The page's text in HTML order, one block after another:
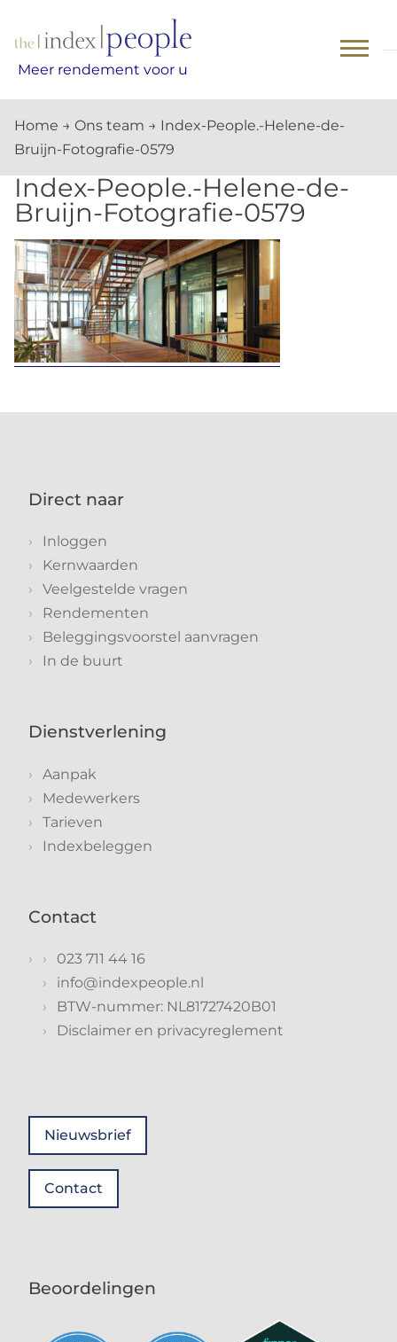
Meer rendement voor u
Home → Ons team → Index-People.-Helene-de-
Bruijn-Fotografie-0579
Index-People.-Helene-de-
Bruijn-Fotografie-0579
Direct naar
Inloggen
Kernwaarden
Veelgestelde vragen
Rendementen
Beleggingsvoorstel aanvragen
In de buurt
Dienstverlening
Aanpak
Medewerkers
Tarieven
Indexbeleggen
Contact
023 711 44 16
info@indexpeople.nl
BTW-nummer: NL81727420B01
Disclaimer en privacyreglement
Nieuwsbrief
Contact
Beoordelingen